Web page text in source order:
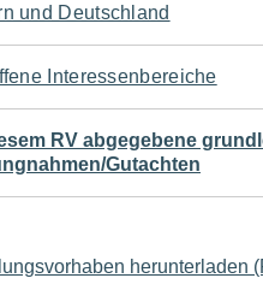
und Deutschland
Interessenbereiche
RV abgegebene
Gutachten
herunterladen